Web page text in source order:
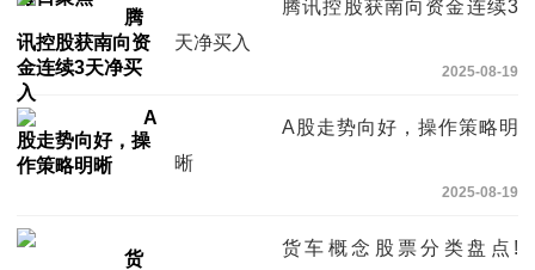
腾讯控股获南向资金连续3
天净买入
2025-08-19
A股走势向好，操作策略明
晰
2025-08-19
货车概念股票分类盘点!